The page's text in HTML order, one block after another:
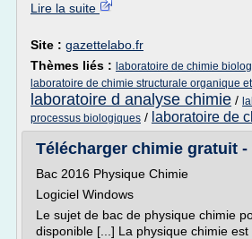
Lire la suite
Site : gazettelabo.fr
Thèmes liés : laboratoire de chimie
laboratoire de chimie structurale organique
laboratoire d analyse chimie /
processus biologiques / laboratoire de
Télécharger chimie gratuit
Bac 2016 Physique Chimie
Logiciel Windows
Le sujet de bac de physique chimie
disponible [...] La physique chimie